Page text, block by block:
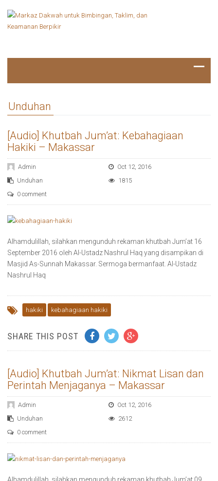
Unduhan
[Audio] Khutbah Jum’at: Kebahagiaan
Hakiki – Makassar
Admin
Oct 12, 2016
Unduhan
1815
0 comment
Alhamdulillah, silahkan mengunduh rekaman khutbah Jum’at 16
September 2016 oleh Al-Ustadz Nashrul Haq yang disampikan di
Masjid As-Sunnah Makassar. Sermoga bermanfaat. Al-Ustadz
Nashrul Haq
hakiki kebahagiaan hakiki
SHARE THIS POST
[Audio] Khutbah Jum’at: Nikmat Lisan dan
Perintah Menjaganya – Makassar
Admin
Oct 12, 2016
Unduhan
2612
0 comment